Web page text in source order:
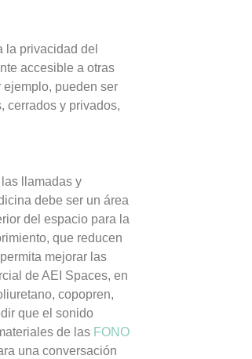
la privacidad del
accesible a otras
ejemplo, pueden ser
cerrados y privados,
llamadas y
debe ser un área
del espacio para la
que reducen
mejorar las
de AEI Spaces, en
copopren,
que el sonido
de las FONO
una conversación